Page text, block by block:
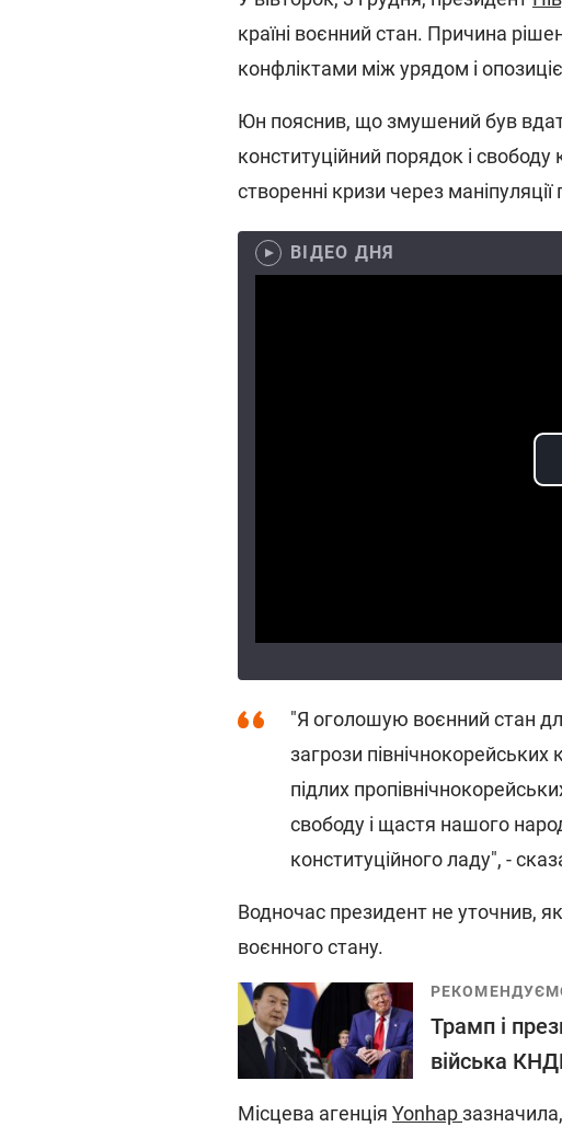
країні воєнний стан. Причина
конфліктами між урядом і
Юн пояснив, що змушений був
конституційний порядок і свободу
створенні кризи через
ВІДЕО ДНЯ
"Я оголошую воєнний стан
загрози північнокорейських
підлих
свободу і щастя нашого
конституційного ладу", -
Водночас президент не уточнив,
воєнного стану.
Трамп і
війська
Місцева агенція Yonhap